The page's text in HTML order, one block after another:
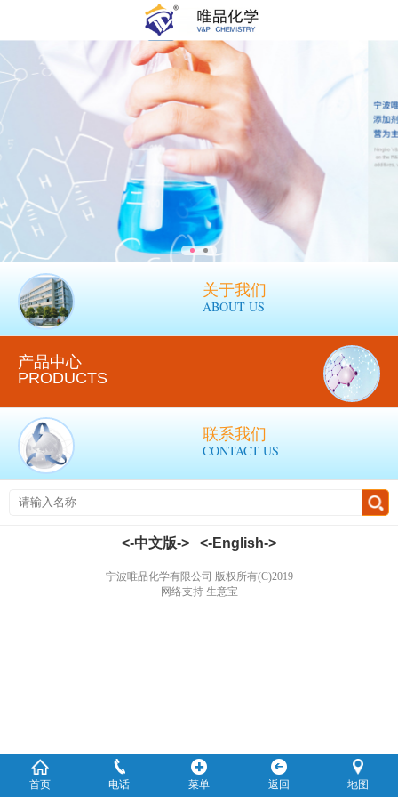
关于我们
ABOUT US
产品中心
PRODUCTS
联系我们
CONTACT US
<-中文版-> <-English->
宁波唯品化学有限公司 版权所有(C)2019
网络支持生意宝
首页 电话 菜单 返回 地图